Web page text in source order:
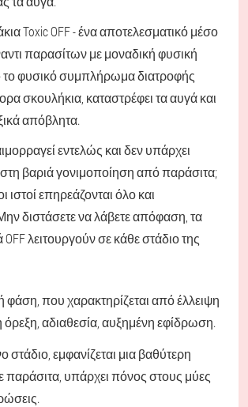
Toxic OFF - ένα αποτελεσματικό μέσο
παρασίτων με μοναδική φυσική
φυσικό συμπλήρωμα διατροφής
σκουλήκια, καταστρέφει τα αυγά και
απόβλητα.
εντελώς και δεν υπάρχει
στη βαριά γονιμοποίηση από παράσιτα;
ιστοί επηρεάζονται όλο και
διστάσετε να λάβετε απόφαση, τα
OFF λειτουργούν σε κάθε στάδιο της
φάση, που χαρακτηρίζεται από έλλειψη
όρεξη, αδιαθεσία, αυξημένη εφίδρωση.
στάδιο, εμφανίζεται μια βαθύτερη
παράσιτα, υπάρχει πόνος στους μύες